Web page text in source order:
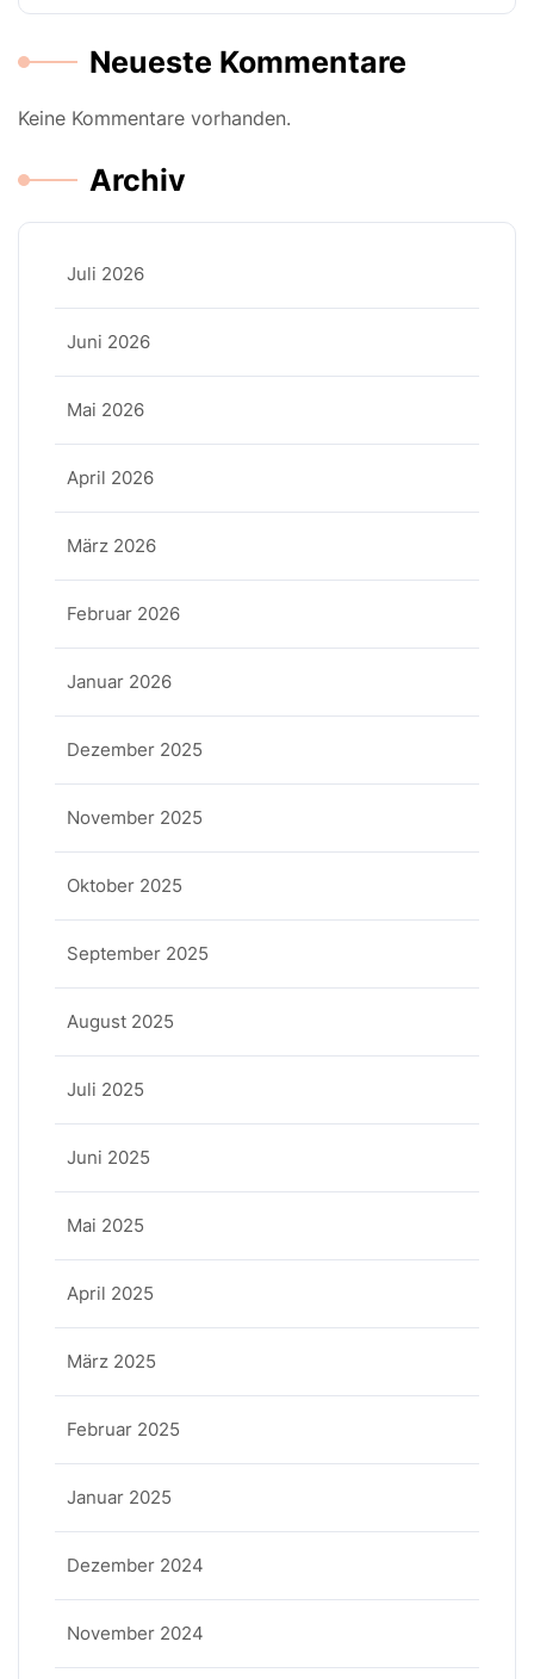
Neueste Kommentare
Keine Kommentare vorhanden.
Archiv
Juli 2026
Juni 2026
Mai 2026
April 2026
März 2026
Februar 2026
Januar 2026
Dezember 2025
November 2025
Oktober 2025
September 2025
August 2025
Juli 2025
Juni 2025
Mai 2025
April 2025
März 2025
Februar 2025
Januar 2025
Dezember 2024
November 2024